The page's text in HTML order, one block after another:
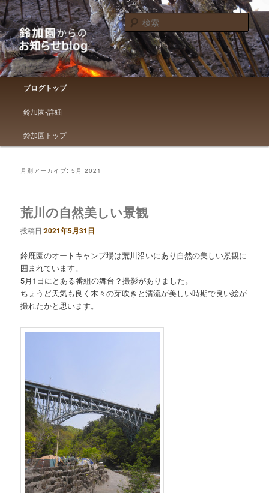
鈴加園からのお知らせブログ
鈴加園からのお知らせです
検
索
メインメニュー
メインコンテンツへ移動
サブコンテンツへ移動
ブログトップ
鈴加園-詳細
鈴加園トップ
月別アーカイブ:5月 2021
荒川の自然美しい景観
投稿日:2021年5月31日
鈴鹿園のオートキャンプ場は荒川沿いにあり自然の美しい景観に
囲まれています。
5月1日にとある番組の舞台？撮影がありました。
ちょうど天気も良く木々の芽吹きと清流が美しい時期で良い絵が
撮れたかと思います。